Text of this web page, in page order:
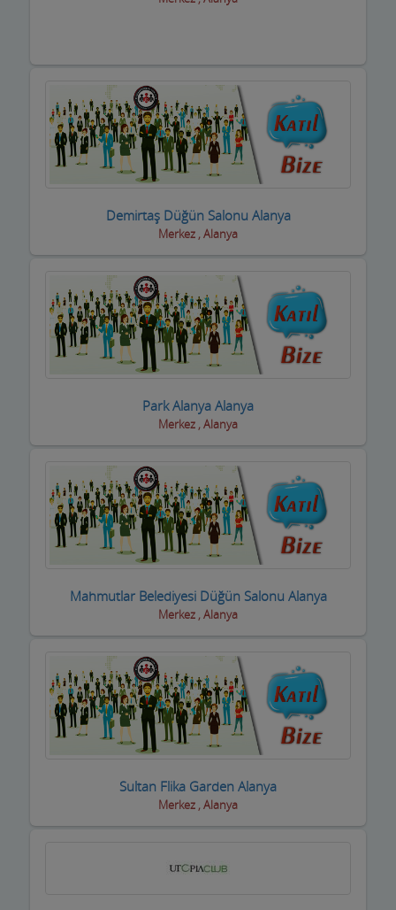
Dershaneler
Diğer Hizmet Sektörleri
Dijital Uydu sistemleri
Diş Hekimleri
Döşemeciler,Brandacılar ,Tente,Çadırcılar
Döviz Büroları
Düğün Nişan Salonları
Elektrikçiler
Elektrikli El Aletleri
Elektronikçiler
Evcil Hayvan Eğitim Merkezi
Evkur Firmaları
Fitness-Spa Salonları
Geri dönüşüm firmaları
Demirtaş Düğün Salonu Alanya
Merkez , Alanya
Park Alanya Alanya
Merkez , Alanya
Mahmutlar Belediyesi Düğün Salonu Alanya
Merkez , Alanya
Sultan Flika Garden Alanya
Merkez , Alanya